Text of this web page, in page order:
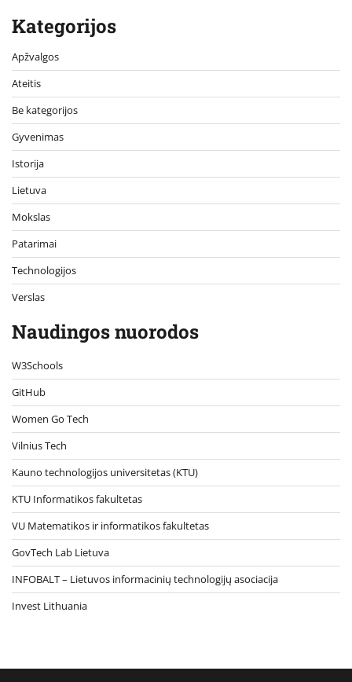
Kategorijos
Apžvalgos
Ateitis
Be kategorijos
Gyvenimas
Istorija
Lietuva
Mokslas
Patarimai
Technologijos
Verslas
Naudingos nuorodos
W3Schools
GitHub
Women Go Tech
Vilnius Tech
Kauno technologijos universitetas (KTU)
KTU Informatikos fakultetas
VU Matematikos ir informatikos fakultetas
GovTech Lab Lietuva
INFOBALT – Lietuvos informacinių technologijų asociacija
Invest Lithuania